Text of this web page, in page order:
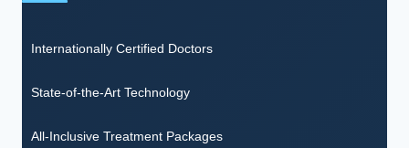
Internationally Certified Doctors
State-of-the-Art Technology
All-Inclusive Treatment Packages